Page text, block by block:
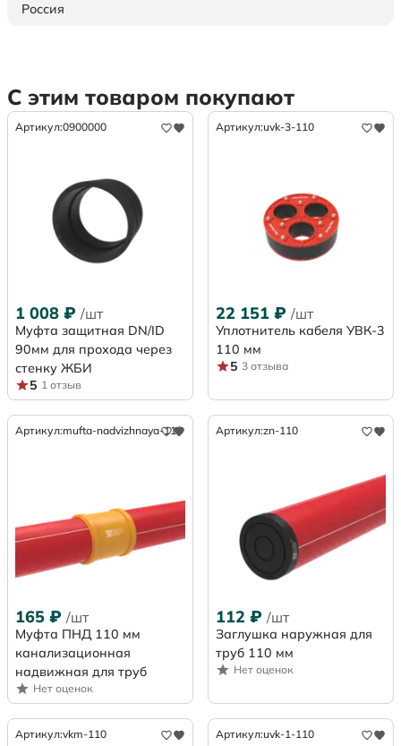
Россия
С этим товаром покупают
Артикул:0900000
1 008 ₽ /шт
Муфта защитная DN/ID
90мм для прохода через
стенку ЖБИ
5 1 отзыв
Артикул:uvk-3-110
22 151 ₽ /шт
Уплотнитель кабеля УВК-3
110 мм
5 3 отзыва
Артикул:mufta-nadvizhnaya-110
165 ₽ /шт
Муфта ПНД 110 мм
канализационная
надвижная для труб
Нет оценок
Артикул:zn-110
112 ₽ /шт
Заглушка наружная для
труб 110 мм
Нет оценок
Артикул:vkm-110 Артикул:uvk-1-110